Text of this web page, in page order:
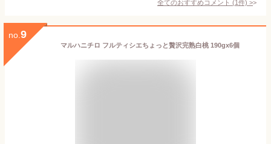
全てのおすすめコメント (1件) >
no. 9
マルハニチロ フルティシエちょっと贅沢完熟白桃 190gx6個